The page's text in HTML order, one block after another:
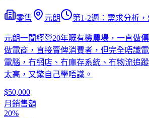
零售 元朗 第1-2週：需求分析
元朗一間經營20年嘅有機農場，一直做
做電商，直接賣俾消費者，但完全唔識
電腦，冇網店、冇庫存系統、冇物流追
太高，又驚自己學唔識。
$50,000
月銷售額
20%